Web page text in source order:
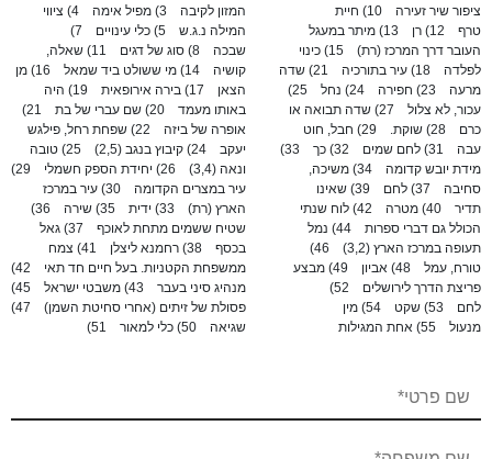
ציפור שיר זעירה
10) חיית
טרף
12) רן
13) מיתר במעגל
העובר דרך המרכז (רת)
15) כינוי
לפלדה
18) עיר בתורכיה
21) שדה
מרעה
23) חפירה 24) נחל
25)
עכור, לא צלול
27) שדה תבואה או
כרם
28) שוקת.
29) חבל, חוט
עבה
31) לחם שמים 32) כך
33)
מידת יובש קדומה
34) משיכה,
סחיבה
37) לחם
39) שאינו
תדיר
40) מטרה
42) לוח שנתי
הכולל גם דברי ספרות
44) נמל
תעופה במרכז הארץ (3,2)
46)
טורח, עמל
48) אביון
49) מבצע
פריצת הדרך לירושלים
52)
לחם
53) שקט
54) מין
מנעול
55) אחת המגילות
המזון לקיבה
3) מפיל אימה
4) ציווי
המילה נ.ג.ש
5) כלי עינויים
7)
שבכה
8) סוג של דגים
11) שאלה,
קושיה
14) מי ששולט ביד שמאל
16) מן
הצאן
17) בירה אירופאית
19) היה
באותו מעמד
20) שם עברי של בת
21)
אופרה של ביזה
22) שפחת רחל, פילגש
יעקב
24) קיבוץ בנגב (2,5)
25) טובה
ונאה (3,4)
26) יחידת הספק חשמלי
29)
עיר במצרים הקדומה
30) עיר במרכז
הארץ (רת)
33) ידית 35) שירה
36)
שטיח ששמים מתחת לאוכף
37) גאל
בכסף
38) רחמנא ליצלן
41) צמח
ממשפחת הקטניות. בעל חיים חד תאי
42)
מנהיג סיני בעבר
43) משבטי ישראל
45)
פסולת של זיתים (אחרי סחיטת השמן)
47)
שגיאה
50) כלי למאור 51)